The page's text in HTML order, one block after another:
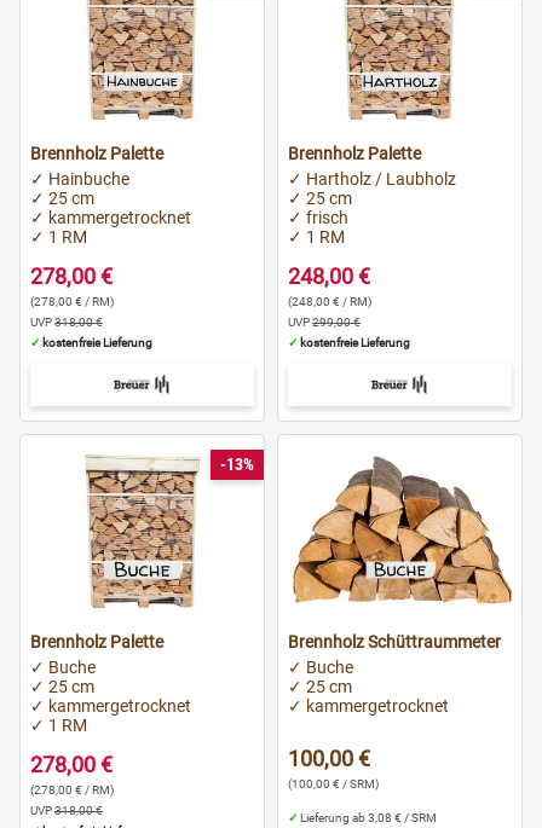
Brennholz Palette
✓ Hainbuche
✓ 25 cm
✓ kammergetrocknet
✓ 1 RM
278,00 €
(278,00 € / RM)
UVP318,00 €
✓ kostenfreie Lieferung
Brennholz Palette
✓ Hartholz / Laubholz
✓ 25 cm
✓ frisch
✓ 1 RM
248,00 €
(248,00 € / RM)
UVP299,00 €
✓ kostenfreie Lieferung
-13%
Brennholz Palette
✓ Buche
✓ 25 cm
✓ kammergetrocknet
✓ 1 RM
278,00 €
(278,00 € / RM)
UVP318,00 €
Brennholz Schüttraummeter
✓ Buche
✓ 25 cm
✓ kammergetrocknet
100,00 €
(100,00 € / SRM)
✓ Lieferung ab 3,08 € / SRM